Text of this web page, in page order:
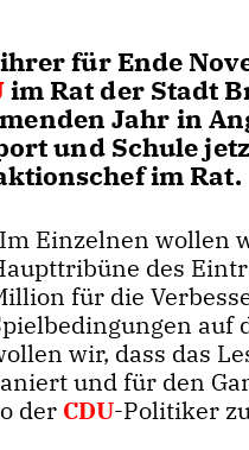
für Ende
im Rat der Stadt
Jahr in
und Schule
im Rat.
Einzelnen wollen
des
für die
auf
wir, dass das
und für den
der CDU-Politiker